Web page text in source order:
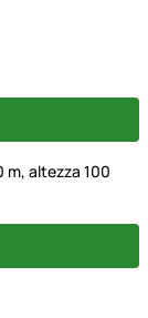
m, altezza 100